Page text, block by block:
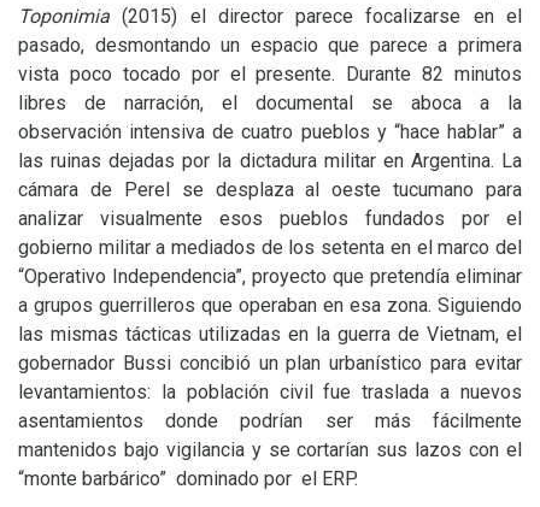
Toponimia (2015) el director parece focalizarse en el
pasado, desmontando un espacio que parece a primera
vista poco tocado por el presente. Durante 82 minutos
libres de narración, el documental se aboca a la
observación intensiva de cuatro pueblos y “hace hablar” a
las ruinas dejadas por la dictadura militar en Argentina. La
cámara de Perel se desplaza al oeste tucumano para
analizar visualmente esos pueblos fundados por el
gobierno militar a mediados de los setenta en el marco del
“Operativo Independencia”, proyecto que pretendía eliminar
a grupos guerrilleros que operaban en esa zona. Siguiendo
las mismas tácticas utilizadas en la guerra de Vietnam, el
gobernador Bussi concibió un plan urbanístico para evitar
levantamientos: la población civil fue traslada a nuevos
asentamientos donde podrían ser más fácilmente
mantenidos bajo vigilancia y se cortarían sus lazos con el
“monte barbárico” dominado por el ERP.